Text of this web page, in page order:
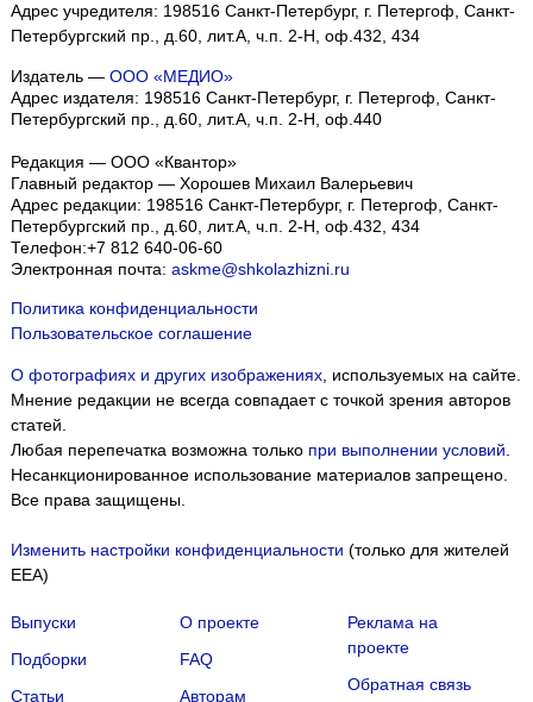
Адрес учредителя: 198516 Санкт-Петербург, г. Петергоф, Санкт-
Петербургский пр., д.60, лит.А, ч.п. 2-Н, оф.432, 434
Издатель — ООО «МЕДИО»
Адрес издателя: 198516 Санкт-Петербург, г. Петергоф, Санкт-
Петербургский пр., д.60, лит.А, ч.п. 2-Н, оф.440
Редакция — ООО «Квантор»
Главный редактор — Хорошев Михаил Валерьевич
Адрес редакции: 198516 Санкт-Петербург, г. Петергоф Санкт-
Петербургский пр., д.60, лит.А, ч.п. 2-Н, оф.432, 434
Телефон:+7 812 640-06-60
Электронная почта: askme@shkolazhizni.ru
Политика конфиденциальности
Пользовательское соглашение
О фотографиях и других изображениях, используемых на сайте.
Мнение редакции не всегда совпадает с точкой зрения авторов
статей.
Любая перепечатка возможна только при выполнении условий
Несанкционированное использование материалов запрещено.
Все права защищены.
Изменить настройки конфиденциальности (только для жителей
EEA)
Выпуски
Подборки
Статьи
О проекте
FAQ
Авторам
Реклама на
проекте
Обратная связь